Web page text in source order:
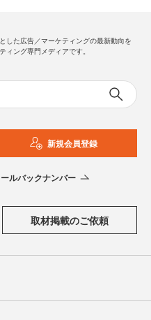
した広告／マーケティングの最新動向を
ィング専門メディアです。
新規会員登録
ルバックナンバー
取材掲載のご依頼